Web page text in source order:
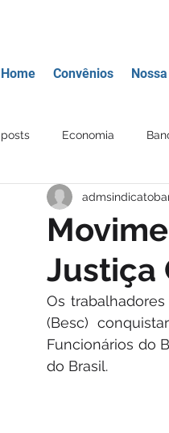
Home Convênios
Economia
Movimento Sindical
Banco Mercantil
Criptomoeda Área Lazer
Justiça
Os
(Besc)
Funcionários do
do Brasil.